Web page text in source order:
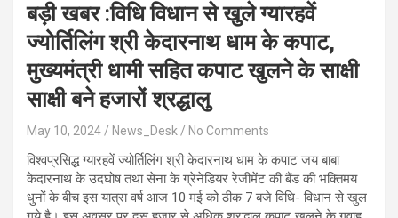
बड़ी खबर :विधि विधान से खुले ग्यारहवें
ज्योर्तिलिंग श्री केदारनाथ धाम के कपाट,
मुख्यमंत्री धामी सहित कपाट खुलने के साक्षी
साक्षी बने हजारों श्रद्धालु
May 10, 2024 News_Desk No Comments
विश्वप्रसिद्ध ग्यारहवें ज्योर्तिलिंग श्री केदारनाथ धाम के कपाट जय बाबा
केदारनाथ के उदघोष तथा सेना के ग्रेनेडियर रेजीमेंट की बैंड की भक्तिमय
धुनों के बीच इस यात्रा वर्ष आज 10 मई को ठीक 7 बजे विधि- विधान से खुल